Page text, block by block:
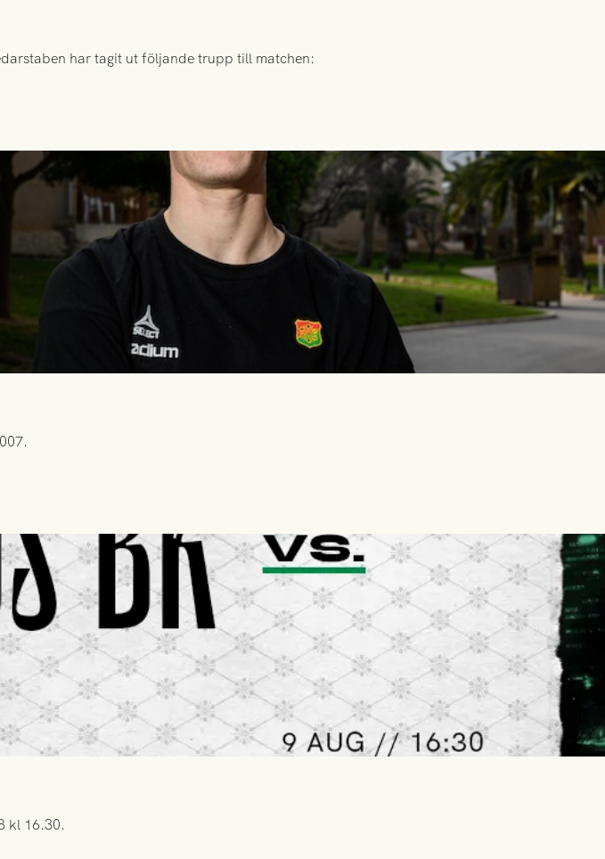
har tagit ut följande trupp till matchen:
kl 16.30.